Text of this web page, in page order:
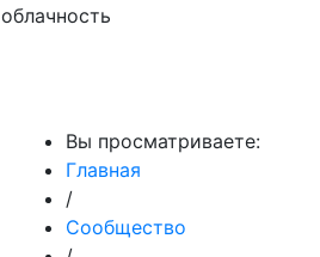
облачность
Вы просматриваете:
Главная
/
Сообщество